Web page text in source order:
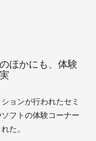
ほかにも、体験
ョンが行われたセミ
フトの体験コーナー
た。